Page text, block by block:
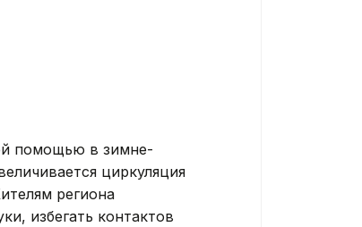
помощью в зимне-
циркуляция
региона
избегать контактов